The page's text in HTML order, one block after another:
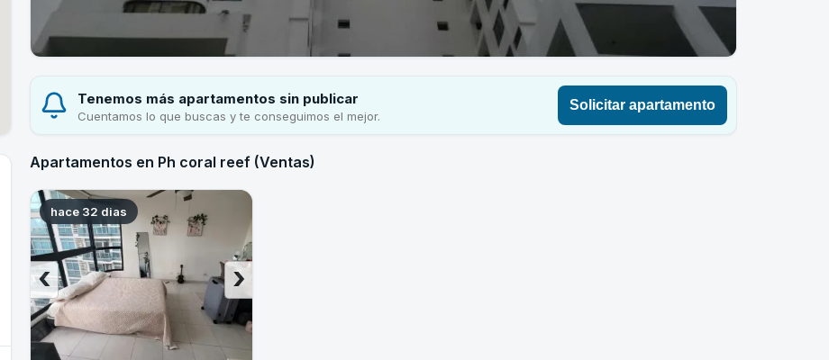
Tenemos más apartamentos sin publicar
Cuentamos lo que buscas y te conseguimos el mejor.
Solicitar apartamento
Apartamentos en Ph coral reef (Ventas)
hace 32 dias
›
‹